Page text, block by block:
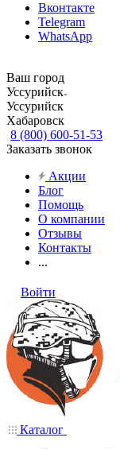
Вконтакте
Telegram
WhatsApp
Ваш город
Уссурийск
Уссурийск
Хабаровск
8 (800) 600-51-53
Заказать звонок
Акции
Блог
Помощь
О компании
Отзывы
Контакты
...
Войти
Каталог